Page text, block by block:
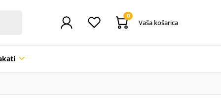
0
Vaša košarica